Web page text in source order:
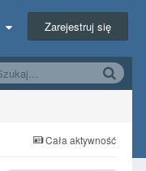
Zarejestruj się
Cała aktywność